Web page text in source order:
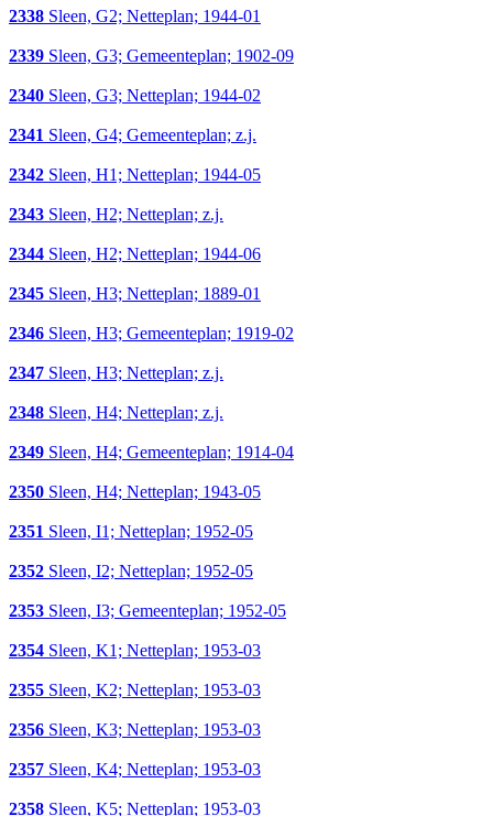
2338 Sleen, G2; Netteplan; 1944-01
2339 Sleen, G3; Gemeenteplan; 1902-09
2340 Sleen, G3; Netteplan; 1944-02
2341 Sleen, G4; Gemeenteplan; z.j.
2342 Sleen, H1; Netteplan; 1944-05
2343 Sleen, H2; Netteplan; z.j.
2344 Sleen, H2; Netteplan; 1944-06
2345 Sleen, H3; Netteplan; 1889-01
2346 Sleen, H3; Gemeenteplan; 1919-02
2347 Sleen, H3; Netteplan; z.j.
2348 Sleen, H4; Netteplan; z.j.
2349 Sleen, H4; Gemeenteplan; 1914-04
2350 Sleen, H4; Netteplan; 1943-05
2351 Sleen, I1; Netteplan; 1952-05
2352 Sleen, I2; Netteplan; 1952-05
2353 Sleen, I3; Gemeenteplan; 1952-05
2354 Sleen, K1; Netteplan; 1953-03
2355 Sleen, K2; Netteplan; 1953-03
2356 Sleen, K3; Netteplan; 1953-03
2357 Sleen, K4; Netteplan; 1953-03
2358 Sleen, K5; Netteplan; 1953-03